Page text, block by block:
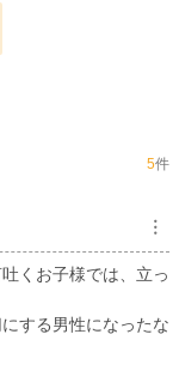
5件
︙
くお子様では、立っ
する男性になったな